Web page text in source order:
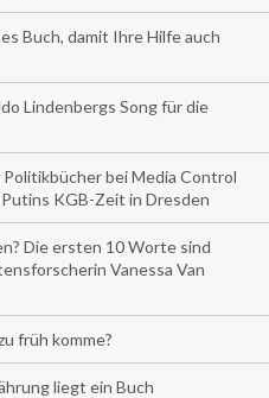
Buch, damit Ihre Hilfe auch
Lindenbergs Song für die
Politikbücher bei Media Control
KGB-Zeit in Dresden
Die ersten 10 Worte sind
Vanessa Van
früh komme?
liegt ein Buch